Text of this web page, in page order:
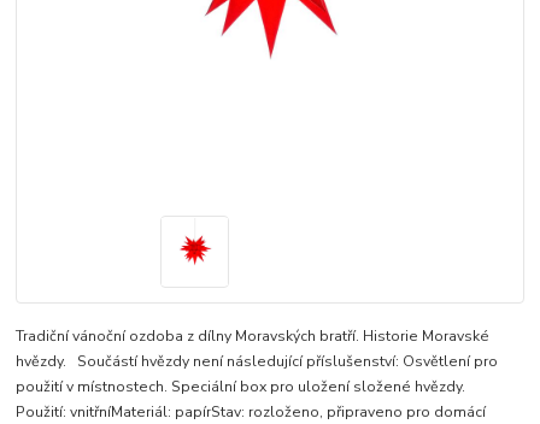
Tradiční vánoční ozdoba z dílny Moravských bratří. Historie Moravské
hvězdy. Součástí hvězdy není následující příslušenství: Osvětlení pro
použití v místnostech. Speciální box pro uložení složené hvězdy.
Použití: vnitřníMateriál: papírStav: rozloženo, připraveno pro domácí